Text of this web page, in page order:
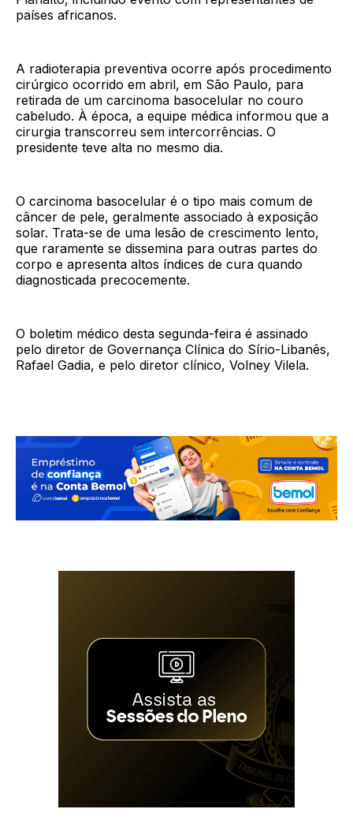
países africanos.
A radioterapia preventiva ocorre após procedimento
cirúrgico ocorrido em abril, em São Paulo, para
retirada de um carcinoma basocelular no couro
cabeludo. À época, a equipe médica informou que a
cirurgia transcorreu sem intercorrências. O
presidente teve alta no mesmo dia.
O carcinoma basocelular é o tipo mais comum de
câncer de pele, geralmente associado à exposição
solar. Trata-se de uma lesão de crescimento lento,
que raramente se dissemina para outras partes do
corpo e apresenta altos índices de cura quando
diagnosticada precocemente.
O boletim médico desta segunda-feira é assinado
pelo diretor de Governança Clínica do Sírio-Libanês,
Rafael Gadia, e pelo diretor clínico, Volney Vilela.